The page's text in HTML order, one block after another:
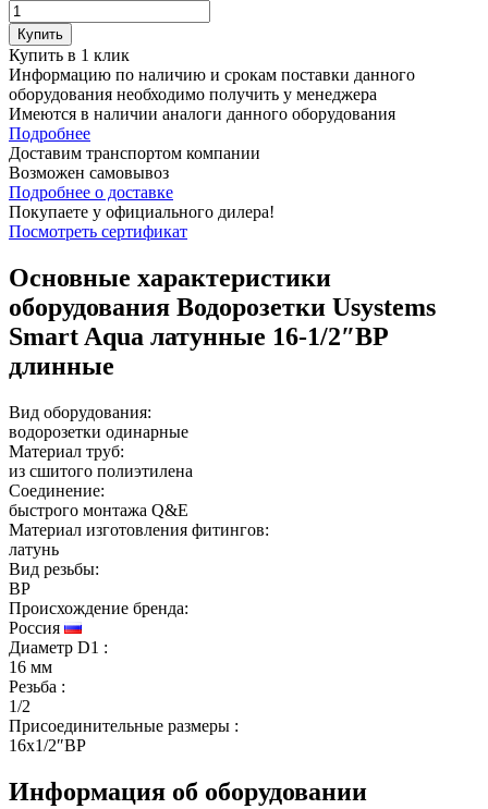
Купить
Купить в 1 клик
Информацию по наличию и срокам поставки данного
оборудования необходимо получить у менеджера
Имеются в наличии аналоги данного оборудования
Подробнее
Доставим транспортом компании
Возможен самовывоз
Подробнее о доставке
Покупаете у официального дилера!
Посмотреть сертификат
Основные характеристики
оборудования Водорозетки Usystems
Smart Aqua латунные 16-1/2″ВР
длинные
Вид оборудования:
водорозетки одинарные
Материал труб:
из сшитого полиэтилена
Соединение:
быстрого монтажа Q&E
Материал изготовления фитингов:
латунь
Вид резьбы:
ВР
Происхождение бренда:
Россия
Диаметр D1 :
16 мм
Резьба :
1/2
Присоединительные размеры :
16x1/2″ВР
Информация об оборудовании